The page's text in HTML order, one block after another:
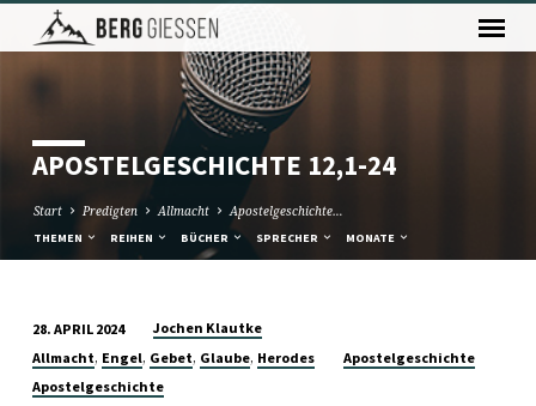
APOSTELGESCHICHTE 12,1-24
Start Predigten Allmacht Apostelgeschichte…
THEMEN REIHEN BÜCHER SPRECHER MONATE
APOSTELGESCHICHTE
12,1-
28. APRIL 2024
Jochen Klautke
Allmacht, Engel, Gebet, Glaube, Herodes
Apostelgeschichte
Apostelgeschichte